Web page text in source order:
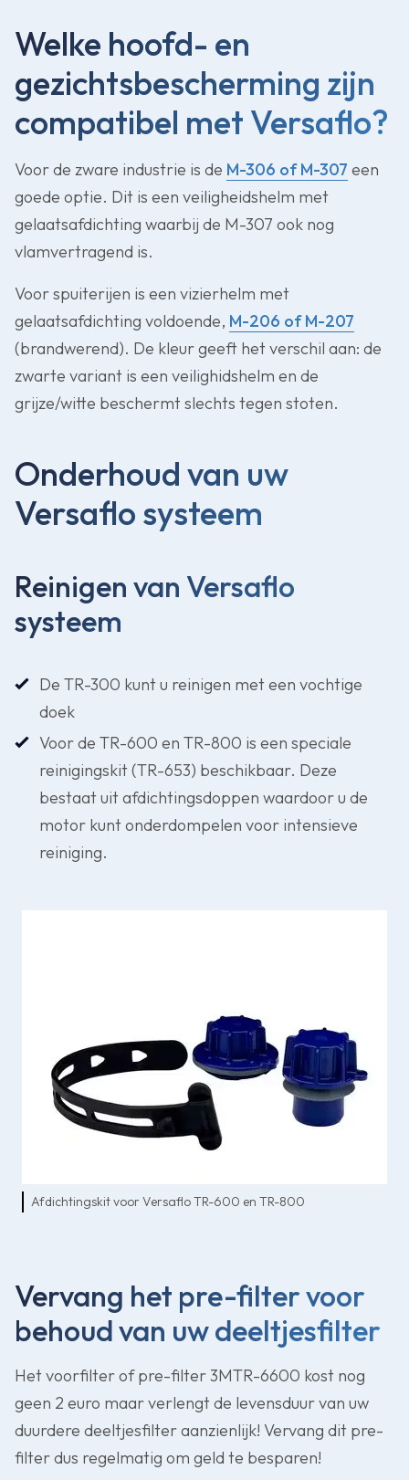
Welke hoofd- en
gezichtsbescherming zijn
compatibel met Versaflo?
Voor de zware industrie is de M-306 of M-307 een
goede optie. Dit is een veiligheidshelm met
gelaatsafdichting waarbij de M-307 ook nog
vlamvertragend is.
Voor spuiterijen is een vizierhelm met
gelaatsafdichting voldoende, M-206 of M-207
(brandwerend). De kleur geeft het verschil aan: de
zwarte variant is een veilighidshelm en de
grijze/witte beschermt slechts tegen stoten.
Onderhoud van uw
Versaflo systeem
Reinigen van Versaflo
systeem
De TR-300 kunt u reinigen met een vochtige
doek
Voor de TR-600 en TR-800 is een speciale
reinigingskit (TR-653) beschikbaar. Deze
bestaat uit afdichtingsdoppen waardoor u de
motor kunt onderdompelen voor intensieve
reiniging.
Afdichtingskit voor Versaflo TR-600 en TR-800
Vervang het pre-filter voor
behoud van uw deeltjesfilter
Het voorfilter of pre-filter 3MTR-6600 kost nog
geen 2 euro maar verlengt de levensduur van uw
duurdere deeltjesfilter aanzienlijk! Vervang dit pre-
filter dus regelmatig om geld te besparen!